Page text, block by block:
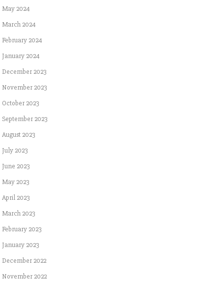
May 2024
March 2024
February 2024
January 2024
December 2023
November 2023
October 2023
September 2023
August 2023
July 2023
June 2023
May 2023
April 2023
March 2023
February 2023
January 2023
December 2022
November 2022